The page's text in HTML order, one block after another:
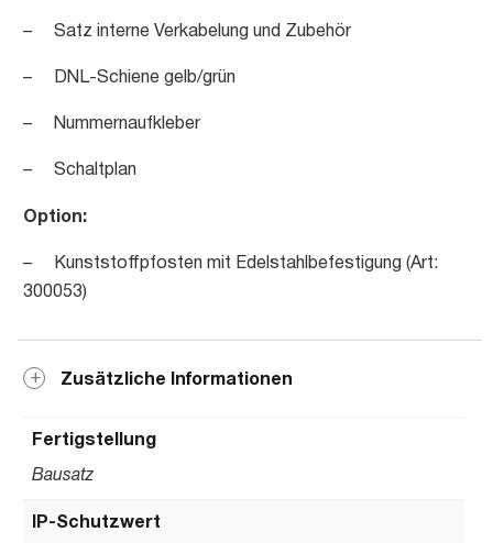
– Satz interne Verkabelung und Zubehör
– DNL-Schiene gelb/grün
– Nummernaufkleber
– Schaltplan
Option:
– Kunststoffpfosten mit Edelstahlbefestigung (Art:
300053)
Zusätzliche Informationen
Fertigstellung
Bausatz
IP-Schutzwert